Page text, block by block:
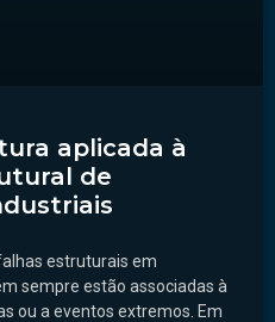
aplicada à
de
estruturais em
sempre estão associadas à
ou a eventos extremos. Em